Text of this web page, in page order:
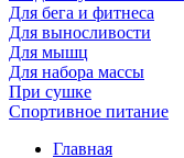
Для бега и фитнеса
Для выносливости
Для мышц
Для набора массы
При сушке
Спортивное питание
Главная